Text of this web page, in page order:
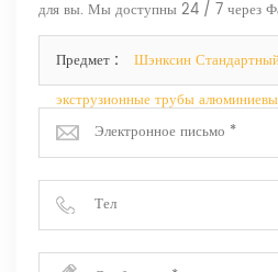
для вы. Мы доступны 24 / 7 через
Телефон.
Предмет :
Шэнксин
экструзионные трубы
профили